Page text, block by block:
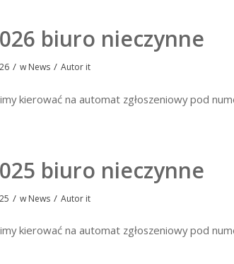
biuro nieczynne
/ w News / Autor it
kierować na automat zgłoszeniowy pod
biuro nieczynne
/ w News / Autor it
kierować na automat zgłoszeniowy pod